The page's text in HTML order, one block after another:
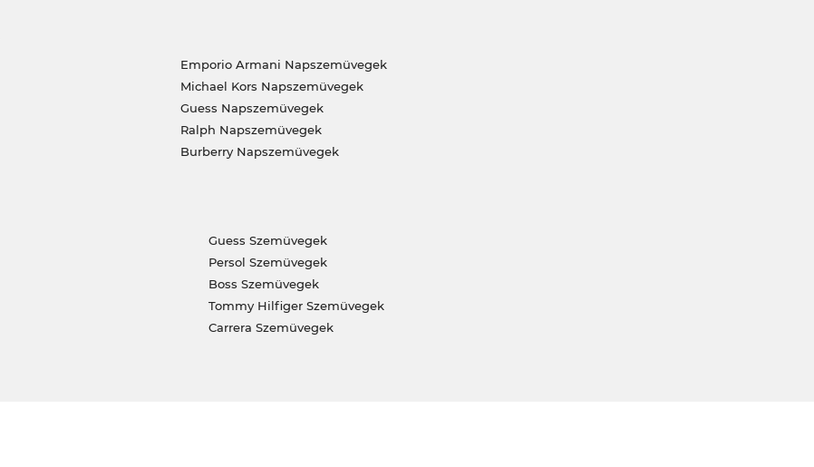
Emporio Armani Napszemüvegek
Michael Kors Napszemüvegek
Guess Napszemüvegek
Ralph Napszemüvegek
Burberry Napszemüvegek
Guess Szemüvegek
Persol Szemüvegek
Boss Szemüvegek
Tommy Hilfiger Szemüvegek
Carrera Szemüvegek